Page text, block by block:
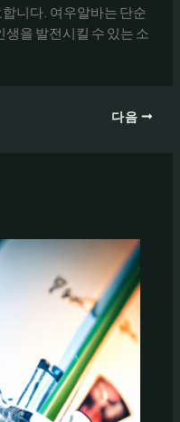
니다. 여우알바는 단순
을 발전시킬 수 있는 소
다음